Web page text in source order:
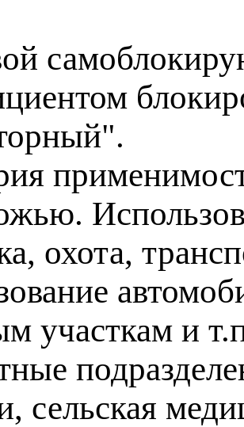
охота,
участкам и
сельская